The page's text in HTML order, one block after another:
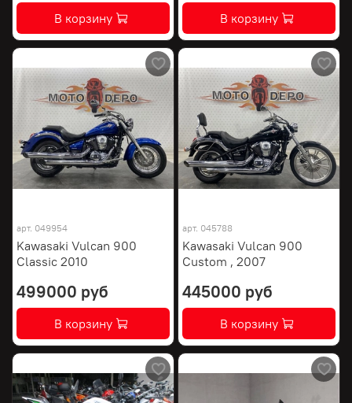
В корзину В корзину
арт. 049954
Kawasaki Vulcan 900
Classic 2010
499000 руб
В корзину
арт. 045788
Kawasaki Vulcan 900
Custom , 2007
445000 руб
В корзину